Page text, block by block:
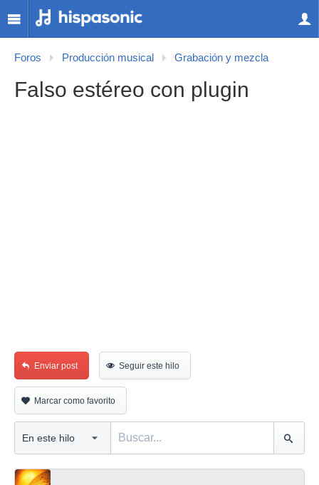
Foros Producción musical Grabación y mezcla
Falso estéreo con plugin
Enviar post Seguir este hilo
Marcar como favorito